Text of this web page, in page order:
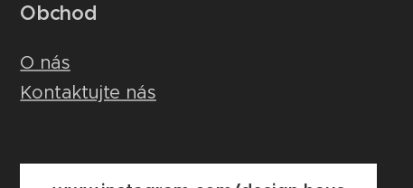
Obchod
O nás
Kontaktujte nás